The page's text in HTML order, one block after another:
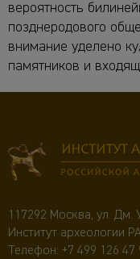
вероятность
позднеродового
внимание уделено
памятников и
117292 Москва, ул. Дм.
Институт археологии
Телефон: +7 499 126 47